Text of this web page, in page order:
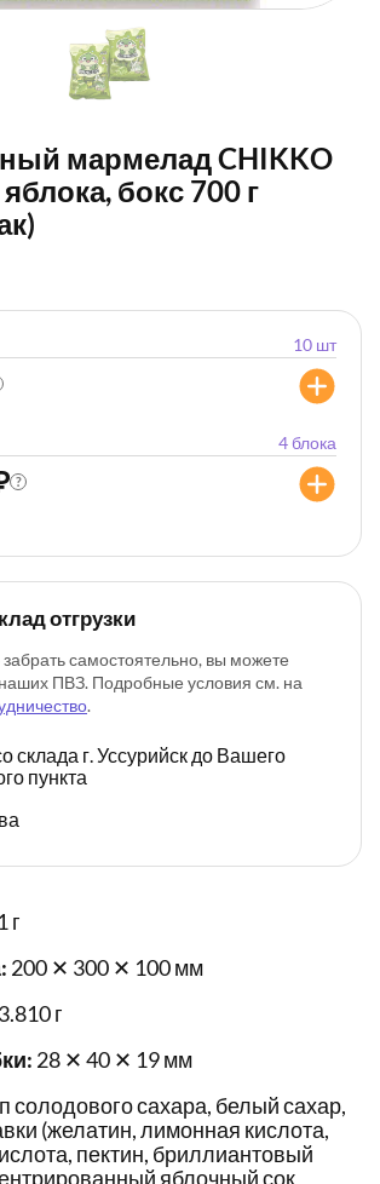
мармелад CHIKKO
бокс 700 г
10 шт
4 блока
?
отгрузки
самостоятельно, вы можете
наших ПВЗ. Подробные условия см. на
.
склада г. Уссурийск до Вашего
пункта
г
200 ✕ 300 ✕ 100 мм
3.810 г
28 ✕ 40 ✕ 19 мм
солодового сахара, белый сахар,
(желатин, лимонная кислота,
пектин, бриллиантовый
яблочный сок